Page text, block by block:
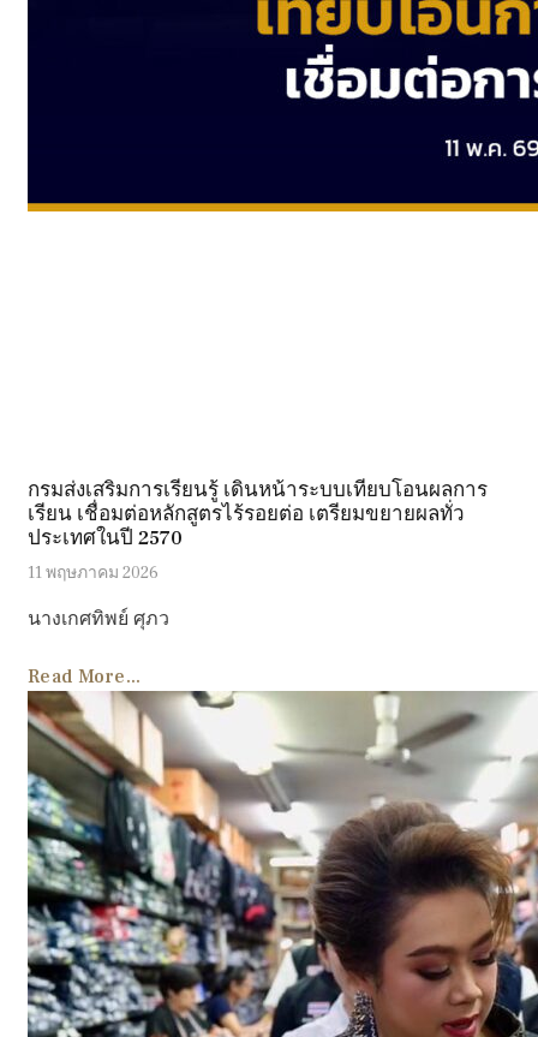
กรมส่งเสริมการเรียนรู้ เดินหน้าระบบเทียบโอนผลการ
เรียน เชื่อมต่อหลักสูตรไร้รอยต่อ เตรียมขยายผลทั่ว
ประเทศในปี 2570
11 พฤษภาคม 2026
นางเกศทิพย์ ศุภว
Read More...